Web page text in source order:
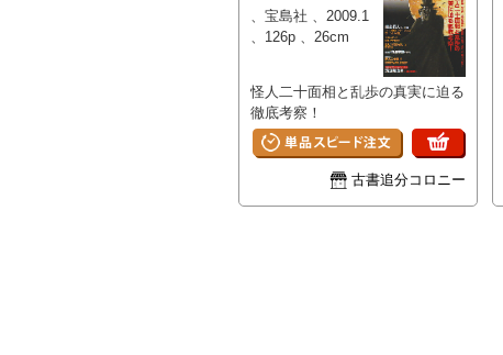
、宝島社 、2009.1
、126p 、26cm
怪人二十面相と乱歩の真実に迫る
徹底考察！
古書追分コロニー